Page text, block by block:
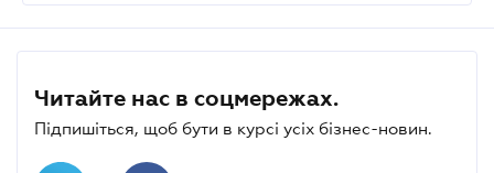
Читайте нас в соцмережах.
Підпишіться, щоб бути в курсі усіх бізнес-новин.